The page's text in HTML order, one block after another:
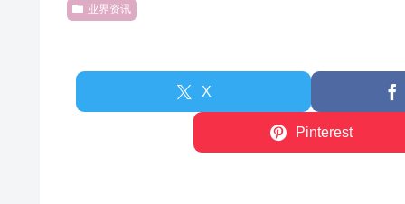
业界资讯
X
Pinterest